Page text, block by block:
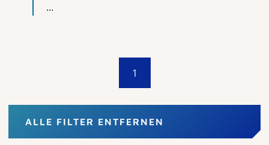
...
1
ALLE FILTER ENTFERNEN